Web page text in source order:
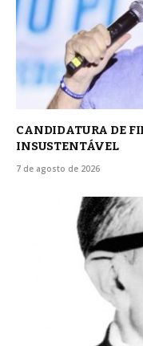
CANDIDATURA DE
INSUSTENTÁVEL
7 de agosto de 2026